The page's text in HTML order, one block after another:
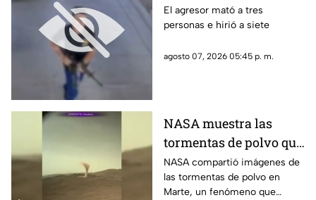
de seguridad del tiroteo
realizado en famosa
hamburguesas en
El agresor mató a tres
personas e hirió a siete
agosto 07, 2026 05:45 p. m.
NASA muestra las
tormentas de polvo que
cubren Marte
NASA compartió imágenes de
las tormentas de polvo en
Marte, un fenómeno que